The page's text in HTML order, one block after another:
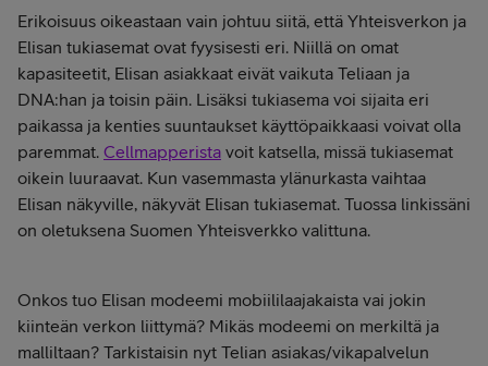
Erikoisuus oikeastaan vain johtuu siitä, että Yhteisverkon ja
Elisan tukiasemat ovat fyysisesti eri. Niillä on omat
kapasiteetit, Elisan asiakkaat eivät vaikuta Teliaan ja
DNA:han ja toisin päin. Lisäksi tukiasema voi sijaita eri
paikassa ja kenties suuntaukset käyttöpaikkaasi voivat olla
paremmat. Cellmapperista voit katsella, missä tukiasemat
oikein luuraavat. Kun vasemmasta ylänurkasta vaihtaa
Elisan näkyville, näkyvät Elisan tukiasemat. Tuossa linkissäni
on oletuksena Suomen Yhteisverkko valittuna.
Onkos tuo Elisan modeemi mobiililaajakaista vai jokin
kiinteän verkon liittymä? Mikäs modeemi on merkiltä ja
malliltaan? Tarkistaisin nyt Telian asiakas/vikapalvelun